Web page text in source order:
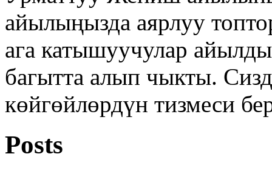
айылыңызда аярлуу
ага катышуучулар
багытта алып чыкты.
көйгөйлөрдүн тизмеси
Posts